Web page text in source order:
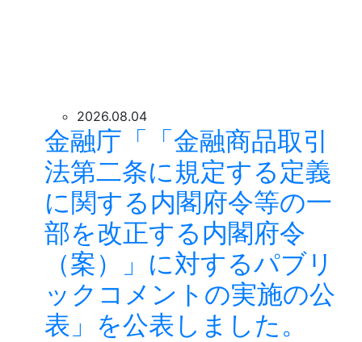
2026.08.04
金融庁「「金融商品取引
法第二条に規定する定義
に関する内閣府令等の一
部を改正する内閣府令
（案）」に対するパブリ
ックコメントの実施の公
表」を公表しました。